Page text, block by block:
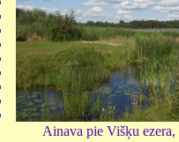
Ainava pie Višķu ezera,